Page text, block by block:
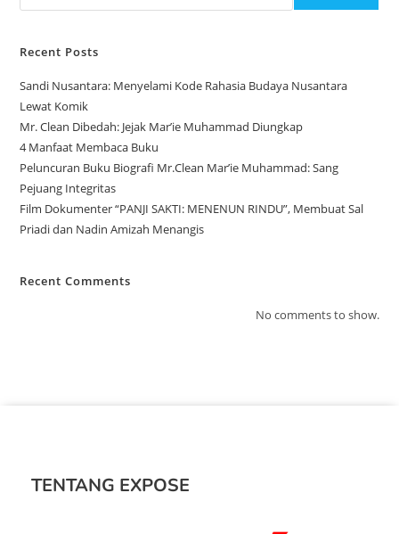
Recent Posts
Sandi Nusantara: Menyelami Kode Rahasia Budaya Nusantara
Lewat Komik
Mr. Clean Dibedah: Jejak Mar’ie Muhammad Diungkap
4 Manfaat Membaca Buku
Peluncuran Buku Biografi Mr.Clean Mar’ie Muhammad: Sang
Pejuang Integritas
Film Dokumenter “PANJI SAKTI: MENENUN RINDU”, Membuat Sal
Priadi dan Nadin Amizah Menangis
Recent Comments
No comments to show.
TENTANG EXPOSE